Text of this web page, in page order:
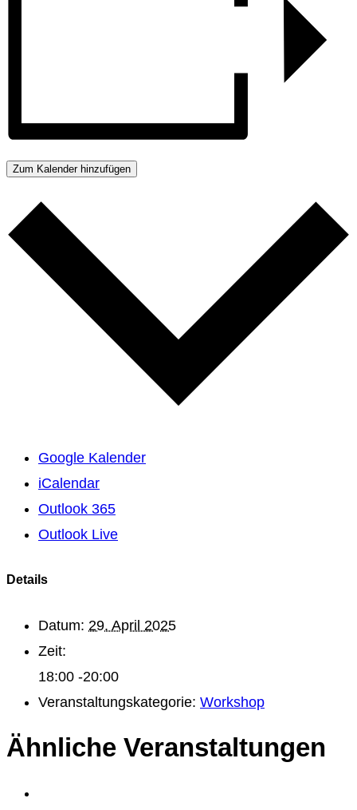
Zum Kalender hinzufügen
Google Kalender
iCalendar
Outlook 365
Outlook Live
Details
Datum: 29. April 2025
Zeit:
18:00 -20:00
Veranstaltungskategorie: Workshop
Ähnliche Veranstaltungen